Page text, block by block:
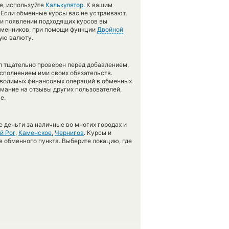
используйте Калькулятор. К вашим
обменные курсы вас не устраивают,
появлении подходящих курсов вы
при помощи функции Двойной
валюту.
проверен перед добавлением,
ими своих обязательств.
финансовых операций в обменных
на отзывы других пользователей,
за наличные во многих городах и
Рог, Каменское, Чернигов. Курсы и
обменного пункта. Выберите локацию, где